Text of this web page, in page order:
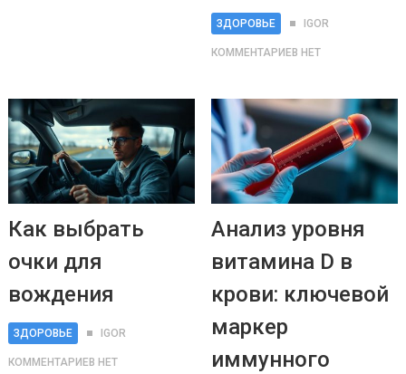
ЗДОРОВЬЕ IGOR
КОММЕНТАРИЕВ НЕТ
Как выбрать
очки для
вождения
ЗДОРОВЬЕ IGOR
КОММЕНТАРИЕВ НЕТ
Анализ уровня
витамина D в
крови: ключевой
маркер
иммунного